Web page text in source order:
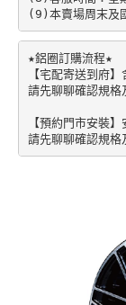
★鋁圈訂購流程★
【宅配寄送到府】
請先聊聊確認規
【預約門市安裝